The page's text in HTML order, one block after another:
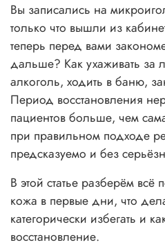
Вы записались на
только что вышли из
теперь перед вами
дальше? Как ухаживать за
алкоголь, ходить в баню,
Период восстановления
пациентов больше, чем
при правильном подходе
предсказуемо и без
В этой статье разберём всё
кожа в первые дни, что
категорически избегать и
восстановление.